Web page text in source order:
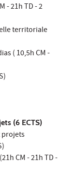
- 21h TD - 2
territoriale
( 10,5h CM -
(6 ECTS)
projets
CM - 21h TD -